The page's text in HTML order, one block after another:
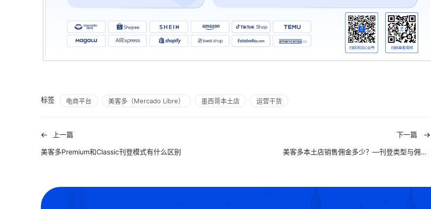
标签 电商平台 美客多（Mercado Libre） 墨西哥本土店 运营干货
上一篇
美客多Premium和Classic刊登模式有什么区别
下一篇
美客多本土店销售佣金多少？—刊登类型与佣金模式全解析